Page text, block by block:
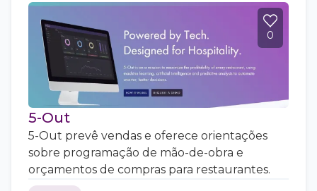
0
5-Out
5-Out prevê vendas e oferece orientações
sobre programação de mão-de-obra e
orçamentos de compras para restaurantes.